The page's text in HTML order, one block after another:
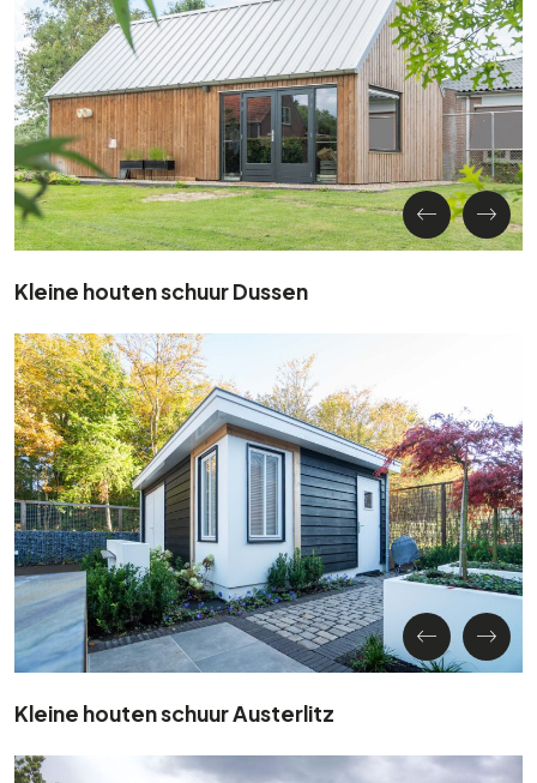
Kleine houten schuur Dussen
Kleine houten schuur Austerlitz